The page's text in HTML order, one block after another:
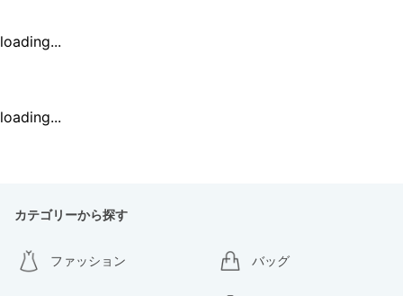
loading...
loading...
カテゴリーから探す
ファッション バッグ